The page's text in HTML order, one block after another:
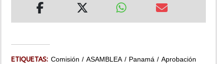
ETIQUETAS: Comisión ASAMBLEA Panamá
Aprobación